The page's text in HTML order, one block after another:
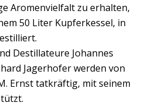
Aromenvielfalt zu erhalten,
50 Liter Kupferkessel, in
Destillateure Johannes
Jagerhofer werden von
Ernst tatkräftig, mit seinem